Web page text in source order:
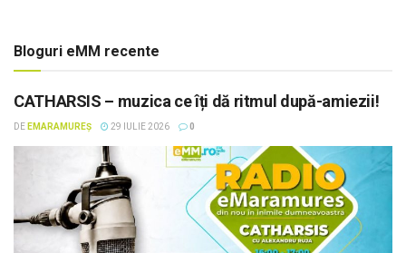
Bloguri eMM recente
CATHARSIS – muzica ce îți dă ritmul după-amiezii!
DE EMARAMUREȘ 29 IULIE 2026 0